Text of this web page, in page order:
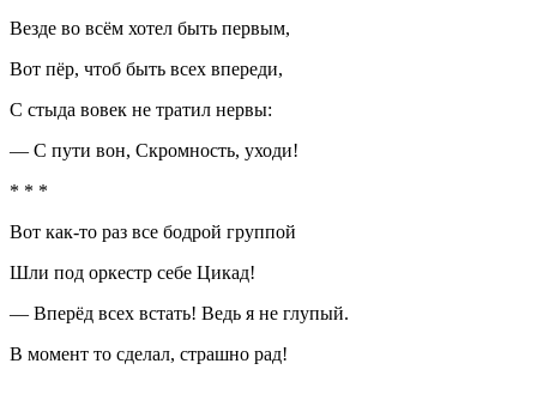
Везде во всём хотел быть первым,
Вот пёр, чтоб быть всех впереди,
С стыда вовек не тратил нервы:
— С пути вон, Скромность, уходи!
* * *
Вот как‐то раз все бодрой группой
Шли под оркестр себе Цикад!
— Вперёд всех встать! Ведь я не глупый.
В момент то сделал, страшно рад!